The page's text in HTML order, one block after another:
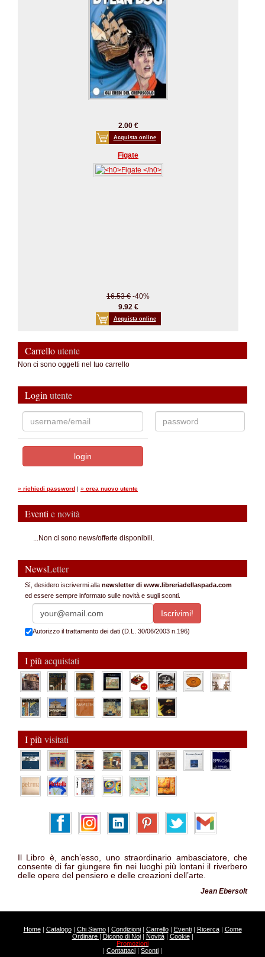
2.00 €
Acquista online
Figate
16.53 € -40%
9.92 €
Acquista online
Carrelloutente
Non ci sono oggetti nel tuo carrello
Login utente
» richiedi password | » crea nuovo utente
Eventi e novità
...Non ci sono news/offerte disponibili.
NewsLetter
Sì, desidero iscrivermi alla newsletter di www.libreriadellaspada.com
ed essere sempre informato sulle novità e sugli sconti.
Autorizzo il trattamento dei dati (D.L. 30/06/2003 n.196)
I più acquistati
I più visitati
Il Libro è, anch’esso, uno straordinario ambasciatore, che
consente di far giungere fin nei luoghi più lontani il riverbero
delle opere del pensiero e delle creazioni dell’arte.
Jean Ebersolt
Home| Catalogo| Chi Siamo| Condizioni| Carrello| Eventi| Ricerca| Come
Ordinare | Dicono di Noi| Novità| Cookie|
Promozioni
| Contattaci | Sconti |